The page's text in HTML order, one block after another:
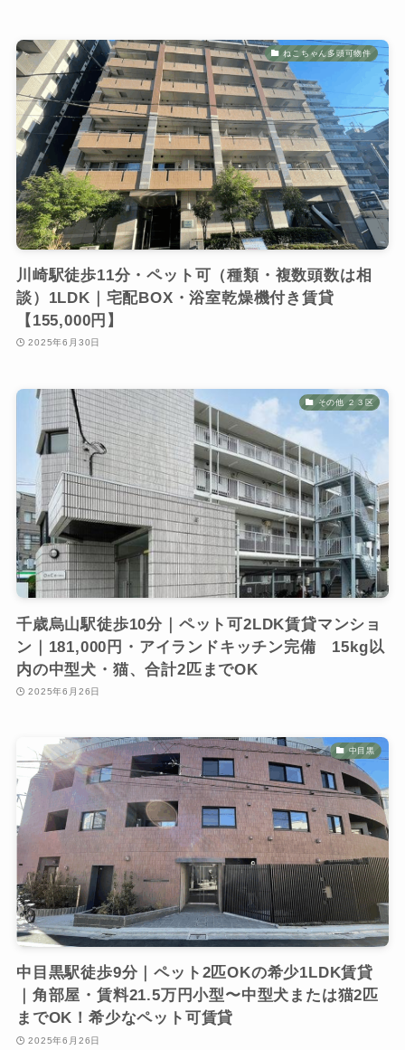
ねこちゃん多頭可物件
川崎駅徒歩11分・ペット可（種類・複数頭数は相
談）1LDK｜宅配BOX・浴室乾燥機付き賃貸
【155,000円】
2025年6月30日
その他 ２３区
千歳烏山駅徒歩10分｜ペット可2LDK賃貸マンショ
ン｜181,000円・アイランドキッチン完備 15kg以
内の中型犬・猫、合計2匹までOK
2025年6月26日
中目黒
中目黒駅徒歩9分｜ペット2匹OKの希少1LDK賃貸
｜角部屋・賃料21.5万円小型〜中型犬または猫2匹
までOK！希少なペット可賃貸
2025年6月26日